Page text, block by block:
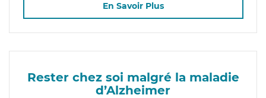
En Savoir Plus
Rester chez soi malgré la maladie
d’Alzheimer